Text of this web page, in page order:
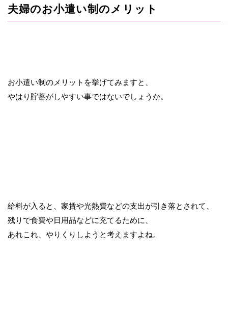
夫婦のお小遣い制のメリット
お小遣い制のメリットを挙げてみますと、
やはり貯蓄がしやすい事ではないでしょうか。
給料が入ると、家賃や光熱費などの支出が引き落とされて、
残りで食費や日用品などに充てるために、
あれこれ、やりくりしようと考えますよね。